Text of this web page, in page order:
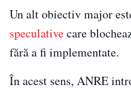
Un alt obiectiv major
speculativecare
fără a fi implementate.
În acest sens, ANRE